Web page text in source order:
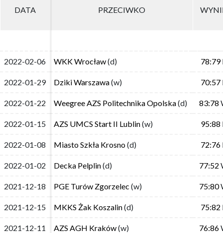
DATA PRZECIWKO
2022-02-06 WKK Wrocław(d) 78:79
2022-01-29 Dziki Warszawa(w) 70:57
2022-01-22 Weegree AZS Politechnika Opolska(d) 83:78
2022-01-15 AZS UMCS Start II Lublin(w) 95:88
2022-01-08 Miasto Szkła Krosno(d) 72:76
2022-01-02 Decka Pelplin(d) 77:52
2021-12-18 PGE Turów Zgorzelec (w) 75:80
2021-12-15 MKKS Żak Koszalin(d) 75:82
2021-12-11 AZS AGH Kraków(w) 76:86
DATA PRZECIWKO
2022-02-06 WKK Wrocław(d) 78:79
2022-01-29 Dziki Warszawa(w) 70:57
2022-01-22 Weegree AZS Politechnika Opolska(d) 83:78
2022-01-15 AZS UMCS Start II Lublin(w) 95:88
2022-01-08 Miasto Szkła Krosno(d) 72:76
2022-01-02 Decka Pelplin(d) 77:52
2021-12-18 PGE Turów Zgorzelec (w) 75:80
2021-12-15 MKKS Żak Koszalin(d) 75:82
2021-12-11 AZS AGH Kraków(w) 76:86